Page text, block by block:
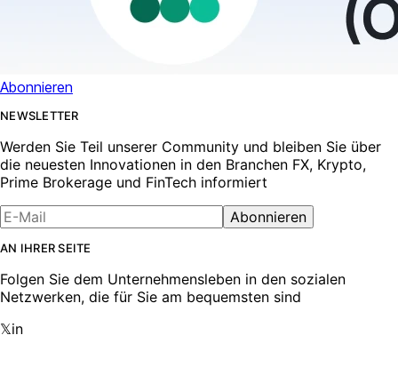
Abonnieren
NEWSLETTER
Werden Sie Teil unserer Community und bleiben Sie über
die neuesten Innovationen in den Branchen FX, Krypto,
Prime Brokerage und FinTech informiert
Abonnieren
AN IHRER SEITE
Folgen Sie dem Unternehmensleben in den sozialen
Netzwerken, die für Sie am bequemsten sind
𝕏in